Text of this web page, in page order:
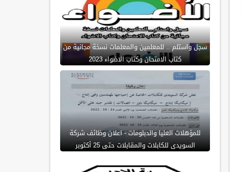
سجل واستلم .. للمعلمين والمعلمات نسخة مجانية من
كتاب الامتحان وكتاب الاضواء 2023
للمؤهلات العليا والدبلومات - اعلان وظائف شركة
السويدى للكابلات والمقابلات حتى 25 أكتوبر